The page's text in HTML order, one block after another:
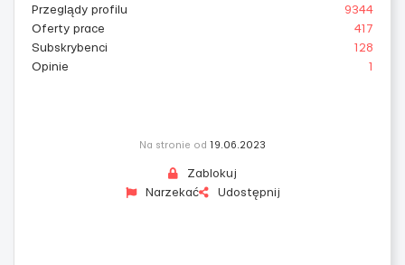
Przeglądy profilu
9344
Oferty prace
417
Subskrybenci
128
Opinie
1
Na stronie od 19.06.2023
Zablokuj
Narzekać
Udostępnij